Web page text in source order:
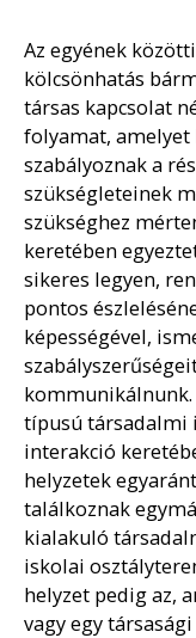
Az egyének
kölcsönhatás
társas kapcsolat
folyamat, amelyet
szabályoznak a
szükségleteinek
szükséghez
keretében
sikeres legyen,
pontos
képességével,
kommunikálnunk.
típusú társadalmi
interakció
helyzetek
találkoznak
kialakuló
iskolai
helyzet pedig az,
vagy egy